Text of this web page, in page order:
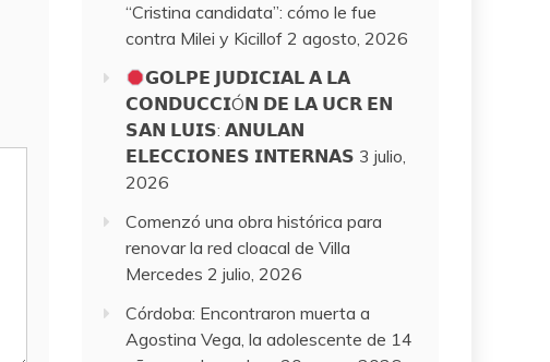
“Cristina candidata”: cómo le fue
contra Milei y Kicillof 2 agosto, 2026
𝗚𝗢𝗟𝗣𝗘 𝗝𝗨𝗗𝗜𝗖𝗜𝗔𝗟 𝗔 𝗟𝗔
𝗖𝗢𝗡𝗗𝗨𝗖𝗖𝗜Ó𝗡 𝗗𝗘 𝗟𝗔 𝗨𝗖𝗥 𝗘𝗡
𝗦𝗔𝗡 𝗟𝗨𝗜𝗦: 𝗔𝗡𝗨𝗟𝗔𝗡
𝗘𝗟𝗘𝗖𝗖𝗜𝗢𝗡𝗘𝗦 𝗜𝗡𝗧𝗘𝗥𝗡𝗔𝗦 3 julio,
2026
Comenzó una obra histórica para
renovar la red cloacal de Villa
Mercedes 2 julio, 2026
Córdoba: Encontraron muerta a
Agostina Vega, la adolescente de 14